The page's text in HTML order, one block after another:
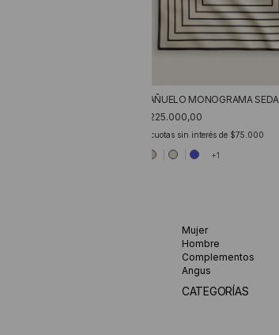
PAÑUELO MONOGRAMA SEDA
$225.000,00
cuotas sin interés de $75.000
+1
Mujer
Hombre
Complementos
Angus
CATEGORÍAS